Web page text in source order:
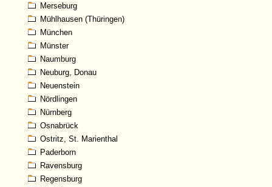
Merseburg
Mühlhausen (Thüringen)
München
Münster
Naumburg
Neuburg, Donau
Neuenstein
Nördlingen
Nürnberg
Osnabrück
Ostritz, St. Marienthal
Paderborn
Ravensburg
Regensburg